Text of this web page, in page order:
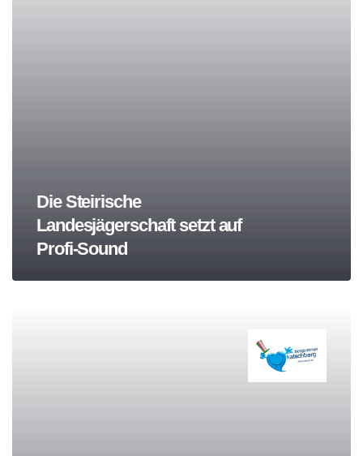
Die Steirische
Landesjägerschaft setzt auf
Profi-Sound